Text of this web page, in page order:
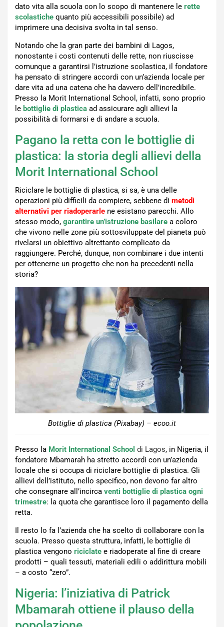
dato vita alla scuola con lo scopo di mantenere le rette
scolastiche quanto più accessibili possibile) ad
imprimere una decisiva svolta in tal senso.
Notando che la gran parte dei bambini di Lagos,
nonostante i costi contenuti delle rette, non riuscisse
comunque a garantirsi l’istruzione scolastica, il fondatore
ha pensato di stringere accordi con un’azienda locale per
dare vita ad una catena che ha davvero dell’incredibile.
Presso la Morit International School, infatti, sono proprio
le bottiglie di plastica ad assicurare agli allievi la
possibilità di formarsi e di andare a scuola.
Pagano la retta con le bottiglie di
plastica: la storia degli allievi della
Morit International School
Riciclare le bottiglie di plastica, si sa, è una delle
operazioni più difficili da compiere, sebbene di metodi
alternativi per riadoperarle ne esistano parecchi. Allo
stesso modo, garantire un’istruzione basilare a coloro
che vivono nelle zone più sottosviluppate del pianeta può
rivelarsi un obiettivo altrettanto complicato da
raggiungere. Perché, dunque, non combinare i due intenti
per ottenerne un progetto che non ha precedenti nella
storia?
Bottiglie di plastica (Pixabay) – ecoo.it
Presso la Morit International School di Lagos, in Nigeria, il
fondatore Mbamarah ha stretto accordi con un’azienda
locale che si occupa di riciclare bottiglie di plastica. Gli
allievi dell’istituto, nello specifico, non devono far altro
che consegnare all’incirca venti bottiglie di plastica ogni
trimestre: la quota che garantisce loro il pagamento della
retta.
Il resto lo fa l’azienda che ha scelto di collaborare con la
scuola. Presso questa struttura, infatti, le bottiglie di
plastica vengono riciclate e riadoperate al fine di creare
prodotti – quali tessuti, materiali edili o addirittura mobili
– a costo “zero”.
Nigeria: l’iniziativa di Patrick
Mbamarah ottiene il plauso della